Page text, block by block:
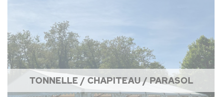
TONNELLE / CHAPITEAU / PARASOL